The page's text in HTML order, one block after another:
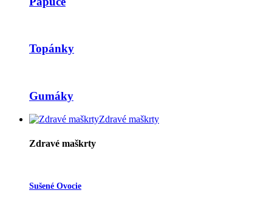
Topánky
Gumáky
Zdravé maškrty
Zdravé maškrty
Sušené Ovocie